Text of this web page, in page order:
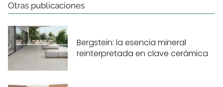
Otras publicaciones
Bergstein: la esencia mineral
reinterpretada en clave cerámica